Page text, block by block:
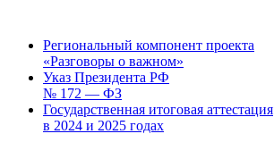
Региональный компонент проекта
«Разговоры о важном»
Указ Президента РФ
№ 172 — ФЗ
Государственная итоговая аттестация
в 2024 и 2025 годах